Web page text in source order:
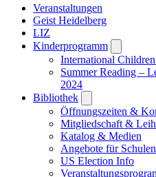
Veranstaltungen
Geist Heidelberg
LIZ
Kinderprogramm
submenu
International
Summer Reading –
2024
Bibliothek
submenu
Öffnungszeiten &
Mitgliedschaft &
Katalog & Medien
Angebote für Schulen
US Election Info